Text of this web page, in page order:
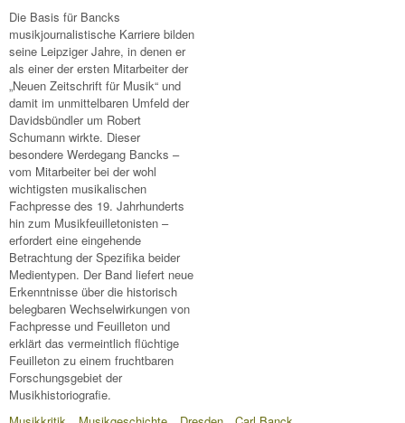
Die Basis für Bancks
musikjournalistische Karriere bilden
seine Leipziger Jahre, in denen er
als einer der ersten Mitarbeiter der
„Neuen Zeitschrift für Musik“ und
damit im unmittelbaren Umfeld der
Davidsbündler um Robert
Schumann wirkte. Dieser
besondere Werdegang Bancks –
vom Mitarbeiter bei der wohl
wichtigsten musikalischen
Fachpresse des 19. Jahrhunderts
hin zum Musikfeuilletonisten –
erfordert eine eingehende
Betrachtung der Spezifika beider
Medientypen. Der Band liefert neue
Erkenntnisse über die historisch
belegbaren Wechselwirkungen von
Fachpresse und Feuilleton und
erklärt das vermeintlich flüchtige
Feuilleton zu einem fruchtbaren
Forschungsgebiet der
Musikhistoriografie.